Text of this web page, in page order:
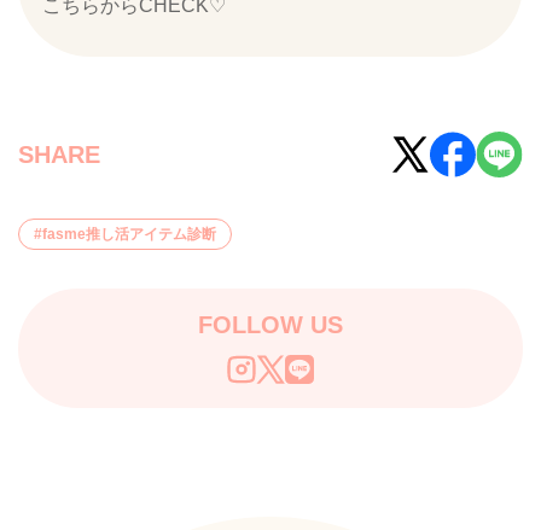
こちらからCHECK♡
SHARE
fasme推し活アイテム診断
FOLLOW US